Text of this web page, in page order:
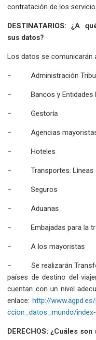
contratación de los
DESTINATARIOS: ¿A
sus datos?
Los datos se comunicarán
– Administración
– Bancos y Entidades
– Gestoría
– Agencias
– Hoteles
– Transportes: Líneas
– Seguros
– Aduanas
– Embajadas para la
– A los mayoristas
– Se realizarán
países de destino del
cuentan con un nivel
enlace: http://
ccion_datos_mundo/
DERECHOS: ¿Cuáles